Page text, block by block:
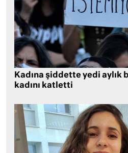
Kadına şiddette yedi aylık
kadını katletti